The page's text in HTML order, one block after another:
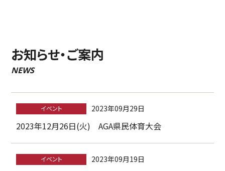
お知らせ・ご案内
NEWS
イベント 2023年09月29日
2023年12月26日(火) AGA県民体育大会
イベント 2023年09月19日